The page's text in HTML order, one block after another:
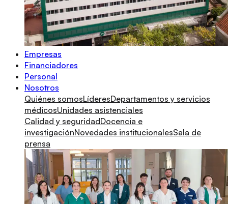
Empresas
Financiadores
Personal
Nosotros
Quiénes somosLíderesDepartamentos y servicios
médicosUnidades asistenciales
Calidad y seguridadDocencia e
investigaciónNovedades institucionalesSala de
prensa